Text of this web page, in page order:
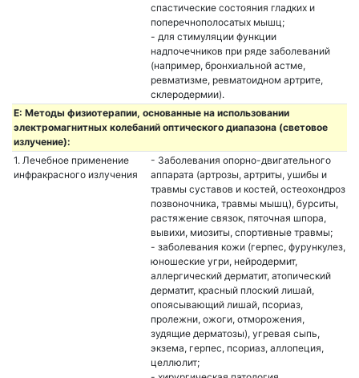
спастические состояния гладких и
поперечнополосатых мышц;
- для стимуляции функции
надпочечников при ряде заболеваний
(например, бронхиальной астме,
ревматизме, ревматоидном артрите,
склеродермии).
E: Методы физиотерапии, основанные на использовании
электромагнитных колебаний оптического диапазона (световое
излучение):
1. Лечебное применение
инфракрасного излучения
- Заболевания опорно-двигательного
аппарата (артрозы, артриты, ушибы и
травмы суставов и костей, остеохондроз
позвоночника, травмы мышц), бурситы,
растяжение связок, пяточная шпора,
вывихи, миозиты, спортивные травмы;
- заболевания кожи (герпес, фурункулез,
юношеские угри, нейродермит,
аллергический дерматит, атопический
дерматит, красный плоский лишай,
опоясывающий лишай, псориаз,
пролежни, ожоги, отморожения,
зудящие дерматозы), угревая сыпь,
экзема, герпес, псориаз, аллопеция,
целлюлит;